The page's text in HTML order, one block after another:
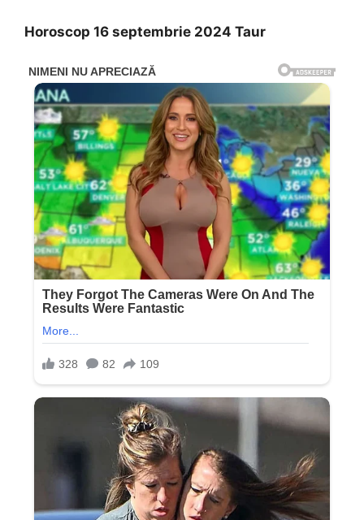
Horoscop 16 septembrie 2024 Taur